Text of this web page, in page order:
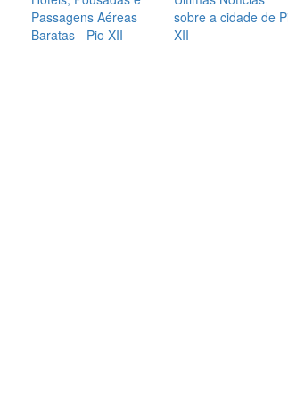
Passagens Aéreas
Baratas - Pio XII
sobre a cidade de
XII